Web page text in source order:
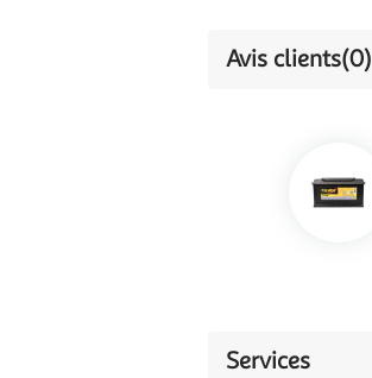
Avis clients(0)
Services